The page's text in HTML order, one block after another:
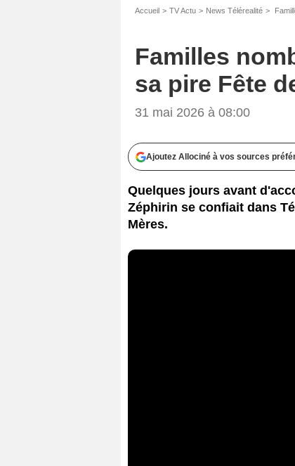
Accueil TV Actu News Télérealité
Familles
sa pire Fête
31 mai 2026 à 08:00
Ajoutez Allociné à vos sources
Quelques jours avant
Zéphirin se confiait dans
Mères.